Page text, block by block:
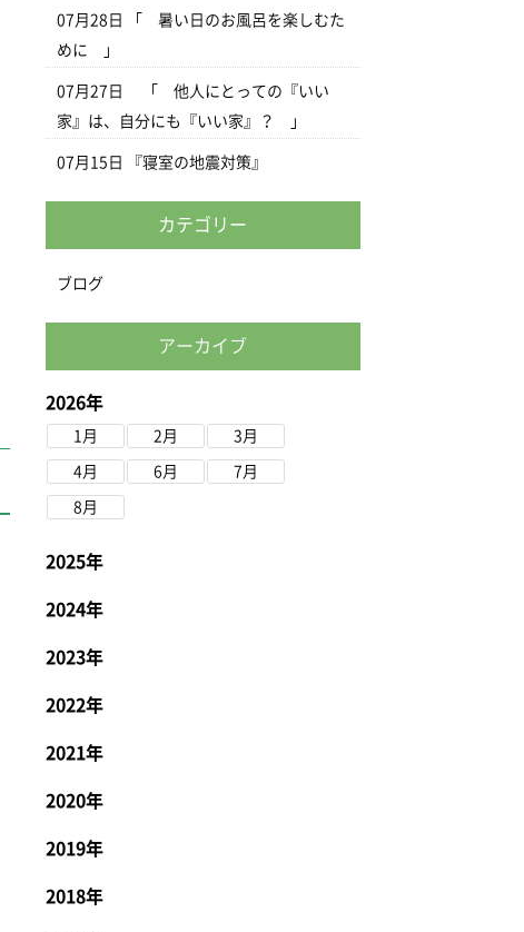
07月28日
「 暑い日のお風呂を楽しむた
めに 」
07月27日
「 他人にとっての『いい
家』は、自分にも『いい家』？ 」
07月15日 『寝室の地震対策』
カテゴリー
ブログ
アーカイブ
2026年
1月 2月 3月
4月 6月 7月
8月
2025年
2024年
2023年
2022年
2021年
2020年
2019年
2018年